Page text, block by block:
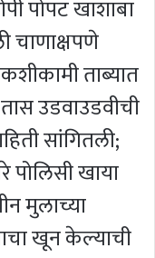
पोपट खाशाबा
चाणाक्षपणे
ताब्यात
उडवाउडवीची
सांगितली;
पोलिसी खाया
मुलाच्या
खून केल्याची